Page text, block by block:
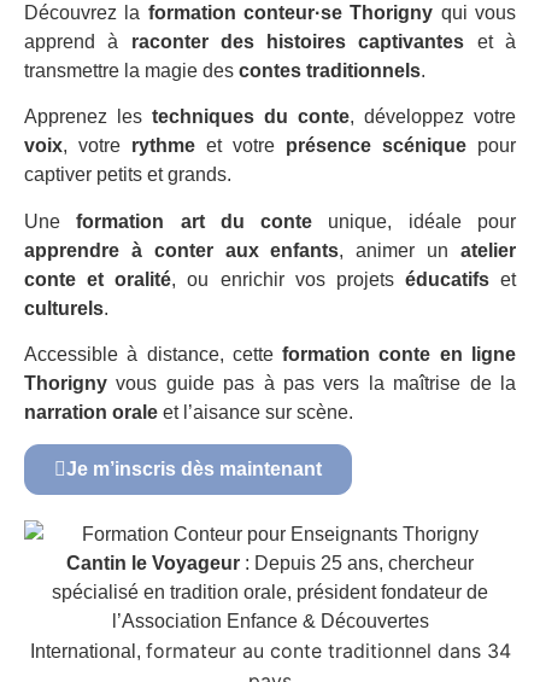
Découvrez la formation conteur·se Thorigny qui vous
apprend à raconter des histoires captivantes et à
transmettre la magie des contes traditionnels.
Apprenez les techniques du conte, développez votre
voix, votre rythme et votre présence scénique pour
captiver petits et grands.
Uneformation art du conte unique, idéale pour
apprendre à conter aux enfants, animer unatelier
conte et oralité, ou enrichir vos projets éducatifset
culturels.
Accessible à distance, cetteformation conte en ligne
Thorigny vous guide pas à pas vers la maîtrise de la
narration orale et l’aisance sur scène.
Je m’inscris dès maintenant
Cantin le Voyageur : Depuis 25 ans, chercheur
spécialisé en tradition orale, président fondateur de
l’Association Enfance & Découvertes
International, formateur au conte traditionnel dans 34